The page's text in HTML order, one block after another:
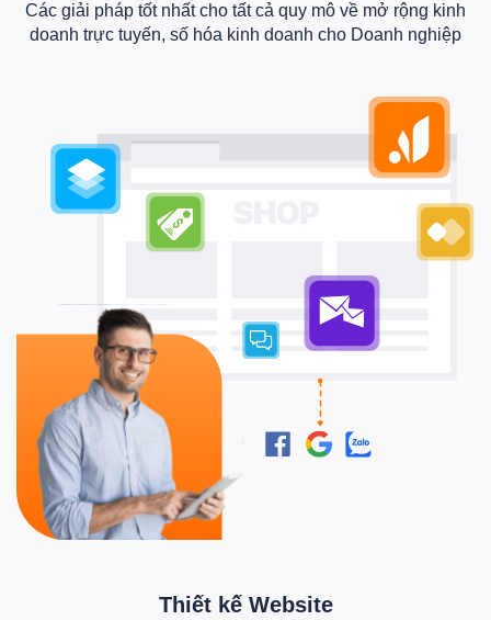
Các giải pháp tốt nhất cho tất cả quy mô về mở rộng kinh
doanh trực tuyến, số hóa kinh doanh cho Doanh nghiệp
Thiết kế Website